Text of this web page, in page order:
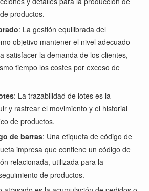
productos.
: La gestión equilibrada del
objetivo mantener el nivel adecuado
satisfacer la demanda de los clientes,
tiempo los costes por exceso de
: La trazabilidad de lotes es la
y rastrear el movimiento y el historial
de productos.
de barras: Una etiqueta de código de
impresa que contiene un código de
relacionada, utilizada para la
de productos.